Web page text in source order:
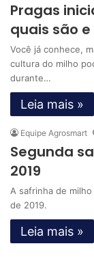
Pragas
quais são
Você já conhece,
cultura do milho
durante…
Leia mais »
Equipe Agrosmart
Segunda
2019
A safrinha de
de 2019.
Leia mais »